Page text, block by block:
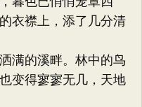
衣襟上，添了几分清
满的溪畔。林中的鸟
变得寥寥无几，天地